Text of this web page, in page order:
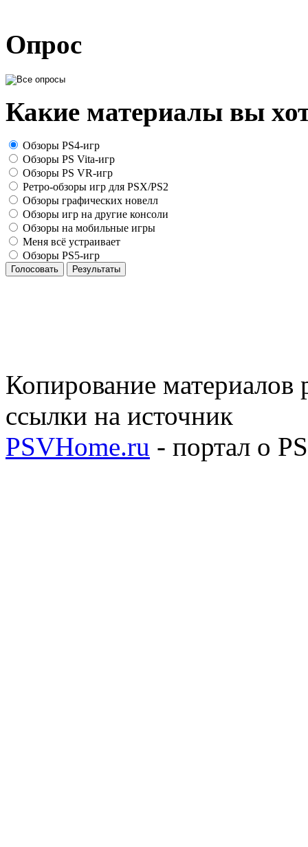
Опрос
Какие материалы вы
Обзоры PS4-игр
Обзоры PS Vita-игр
Обзоры PS VR-игр
Ретро-обзоры игр для PSX/PS2
Обзоры графических новелл
Обзоры игр на другие консоли
Обзоры на мобильные игры
Меня всё устраивает
Обзоры PS5-игр
Голосовать Результаты
Копирование материалов
ссылки на источник
PSVHome.ru - портал о